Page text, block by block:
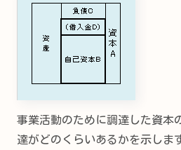
事業活動のために調達した資本
達がどのくらいあるかを示しま